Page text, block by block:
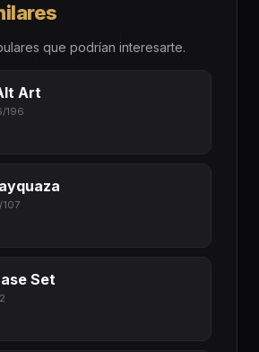
que podrían interesarte.
Art
196
107
Set